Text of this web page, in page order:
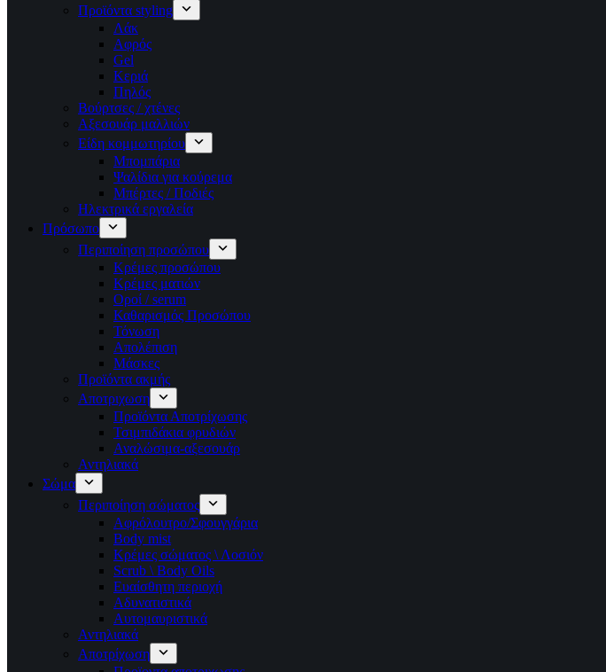
Προϊόντα styling
Λάκ
Αφρός
Gel
Κεριά
Πηλός
Βούρτσες / χτένες
Αξεσουάρ μαλλιών
Είδη κομμωτηρίου
Μπομπάρια
Ψαλίδια για κούρεμα
Μπέρτες / Ποδιές
Ηλεκτρικά εργαλεία
Πρόσωπο
Περιποίηση προσώπου
Κρέμες προσώπου
Κρέμες ματιών
Οροί / serum
Καθαρισμός Προσώπου
Τόνωση
Απολέπιση
Μάσκες
Προϊόντα ακμής
Αποτριχωση
Προϊόντα Αποτρίχωσης
Τσιμπιδάκια φρυδιών
Αναλώσιμα-αξεσουάρ
Αντηλιακά
Σώμα
Περιποίηση σώματος
Αφρόλουτρο/Σφουγγάρια
Body mist
Κρέμες σώματος \ Λοσιόν
Scrub \ Body Oils
Ευαίσθητη περιοχή
Αδυνατιστικά
Αυτομαυριστικά
Αντηλιακά
Αποτρίχωση